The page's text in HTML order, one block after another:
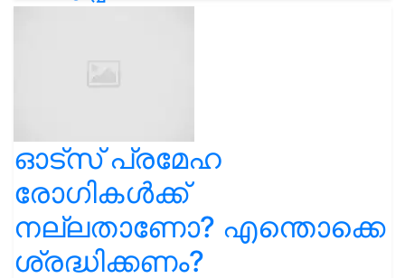
ഓട്സ് പ്രമേഹ
രോഗികൾക്ക്
നല്ലതാണോ? എന്തൊക്കെ
ശ്രദ്ധിക്കണം?